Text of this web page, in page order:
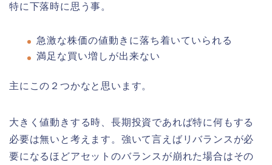
特に下落時に思う事。
急激な株価の値動きに落ち着いていられる
満足な買い増しが出来ない
主にこの２つかなと思います。
大きく値動きする時、長期投資であれば特に何もする
必要は無いと考えます。強いて言えばリバランスが必
要になるほどアセットのバランスが崩れた場合はその